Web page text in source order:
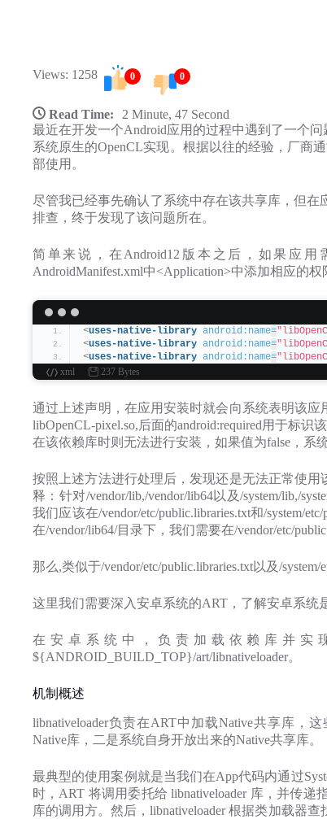
Views: 1258 0 0
Read Time:
2 Minute, 47 Second
最近在开发一个Android应用的过程中遇到了一个
系统原生的OpenCL实现。根据以往的经验，厂商
部使用。
尽管我已经事先确认了系统中存在该共享库，但
排查，终于发现了该问题所在。
简单来说，在Android12版本之后，如果应
AndroidManifest.xml中<Application>中添加相应的权
<uses-native-library android:name=
<uses-native-library android:name=
<uses-native-library android:name=
xml
237 Bytes
通过上述声明，在应用安装时就会向系统表明该应
libOpenCL-pixel.so,后面的android:required用于标
在该依赖库时则无法进行安装，如果值为false，系
按照上述方法进行处理后，发现还是无法正常使
释：针对/vendor/lib,/vendor/lib64以及/system/lib,/
我们应该在/vendor/etc/public.libraries.txt和/system/
在/vendor/lib64/目录下，我们需要在/vendor/etc/
那么,类似于/vendor/etc/public.libraries.txt以及/
这里我们需要深入安卓系统的ART，了解安卓系统
在安卓系统中，负责加载依赖库并实现
${ANDROID_BUILD_TOP}/art/libnativeloader。
机制概述
libnativeloader负责在ART中加载Native共享库，
Native库，二是系统自身开放出来的Native共享库。
最典型的使用案例就是当我们在App代码内通过
时，ART 将调用委托给 libnativeloader 库，并传递
库的调用方。然后，libnativeloader 根据类加载器